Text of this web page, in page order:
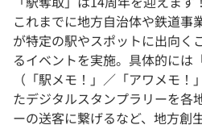
これまでに地方自治体や鉄道事
が特定の駅やスポットに出向く
るイベントを実施。具体的には
（「駅メモ！」／「アワメモ
たデジタルスタンプラリーを各
ーの送客に繋げるなど、地方創